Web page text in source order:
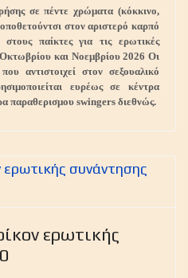
σε πέντε χρώματα (κόκκινο,
στον αριστερό καρπό
παίκτες για τις ερωτικές
και Νοεμβρίου 2026 Οι
αντιστοιχεί στον σεξουαλικό
ευρέως σε κέντρα
παραθερισμου swingers διεθνώς.
ερωτικής